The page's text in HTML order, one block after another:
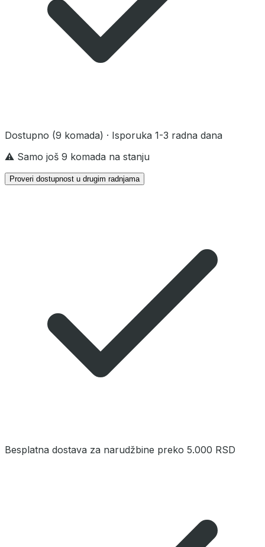
Dostupno (9 komada) · Isporuka 1-3 radna dana
⚠️ Samo još 9 komada na stanju
Proveri dostupnost u drugim radnjama
Besplatna dostava za narudžbine preko 5.000 RSD